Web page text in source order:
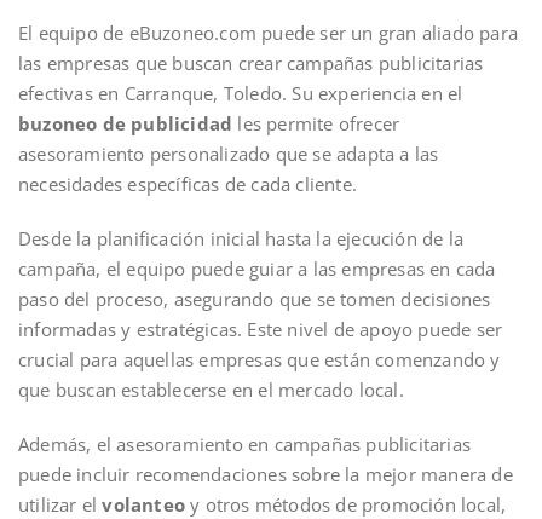
El equipo de eBuzoneo.com puede ser un gran aliado para
las empresas que buscan crear campañas publicitarias
efectivas en Carranque, Toledo. Su experiencia en el
buzoneo de publicidad les permite ofrecer
asesoramiento personalizado que se adapta a las
necesidades específicas de cada cliente.
Desde la planificación inicial hasta la ejecución de la
campaña, el equipo puede guiar a las empresas en cada
paso del proceso, asegurando que se tomen decisiones
informadas y estratégicas. Este nivel de apoyo puede ser
crucial para aquellas empresas que están comenzando y
que buscan establecerse en el mercado local.
Además, el asesoramiento en campañas publicitarias
puede incluir recomendaciones sobre la mejor manera de
utilizar elvolanteo y otros métodos de promoción local,